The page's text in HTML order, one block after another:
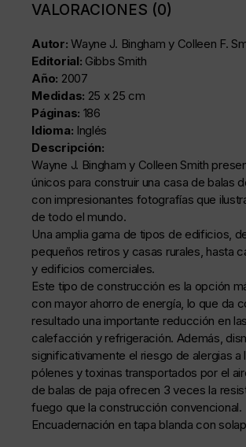
VALORACIONES (0)
Autor:Wayne J. Bingham y Colleen F.
Editorial: Gibbs Smith
Año: 2007
Medidas: 25 x 25 cm
Páginas: 186
Idioma: Inglés
Descripción:
Wayne J. Bingham y Colleen Smith
únicos para construir una casa de balas
con impresionantes fotografías que
de todo el mundo.
Una amplia gama de tipos de edificios,
pequeños retiros y casas rurales, hasta
y edificios comerciales.
Este tipo de construcción es la opción
con mayor ahorro de energía, lo que da
resultado una importante reducción en
calefacción y refrigeración. Además,
significativamente el riesgo de alergias a
pólenes y toxinas transportados por el
de balas de paja ofrecen 3 veces la
fuego que la construcción convencional.
Encuadernación en tapa blanda con